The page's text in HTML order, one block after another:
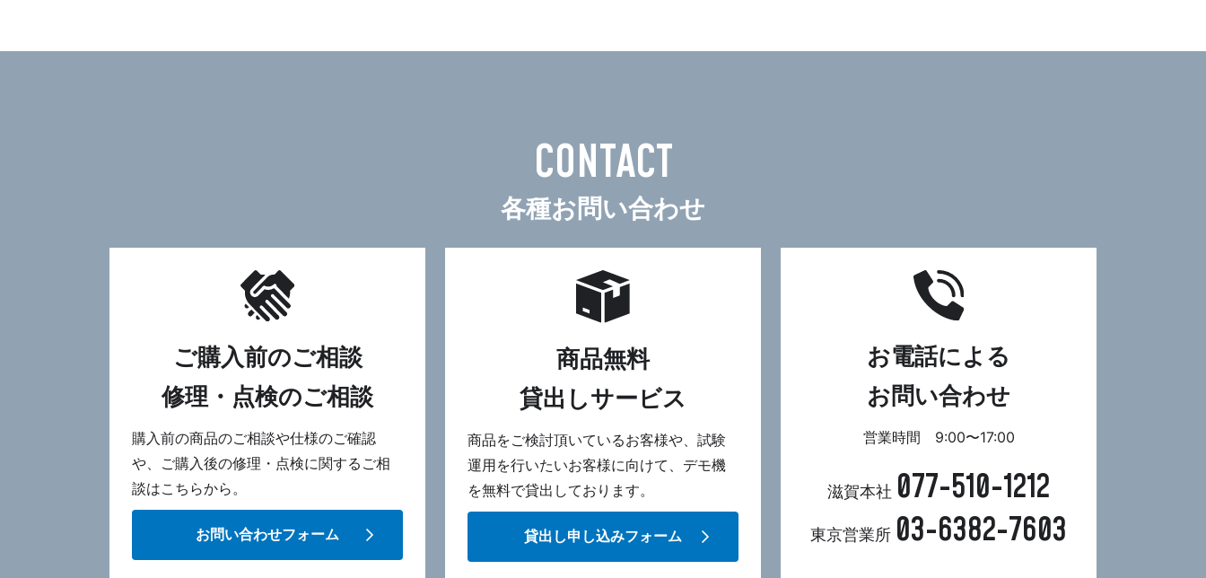
CONTACT
各種お問い合わせ
ご購入前のご相談
修理・点検のご相談
購入前の商品のご相談や仕様のご確認
や、ご購入後の修理・点検に関するご相
談はこちらから。
お問い合わせフォーム
商品無料
貸出しサービス
商品をご検討頂いているお客様や、試験
運用を行いたいお客様に向けて、デモ機
を無料で貸出しております。
貸出し申し込みフォーム
お電話による
お問い合わせ
営業時間 9:00〜17:00
滋賀本社 077-510-1212
東京営業所 03-6382-7603